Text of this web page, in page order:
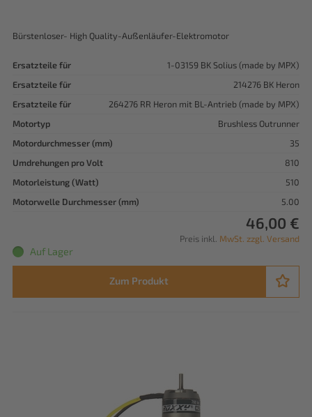
Bürstenloser- High Quality-Außenläufer-Elektromotor
Ersatzteile für
1-03159 BK Solius (made by MPX)
Ersatzteile für
214276 BK Heron
Ersatzteile für
264276 RR Heron mit BL-Antrieb (made by MPX)
Motortyp
Brushless Outrunner
Motordurchmesser (mm)
35
Umdrehungen pro Volt
810
Motorleistung (Watt)
510
Motorwelle Durchmesser (mm)
5.00
46,00 €
Preis inkl. MwSt. zzgl. Versand
Auf Lager
Zum Produkt